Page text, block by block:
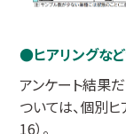
ヒアリングな
アンケート結果
ついては、個別
16）。